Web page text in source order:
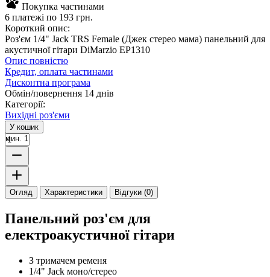
Покупка частинами
6 платежі по 193 грн.
Короткий опис:
Роз'єм 1/4" Jack TRS Female (Джек стерео мама) панельний для
акустичної гітари DiMarzio EP1310
Опис повністю
Кредит, оплата частинами
Дисконтна програма
Обмін/повернення 14 днів
Категорії:
Вихідні роз'єми
У кошик
мин. 1
Огляд Характеристики Відгуки (0)
Панельний роз'єм для
електроакустичної гітари
З тримачем ременя
1/4" Jack моно/стерео